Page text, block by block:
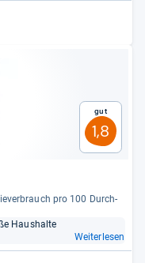
Gut
1,8
pro 100 Durch­
Haus­halte
Weiterlesen